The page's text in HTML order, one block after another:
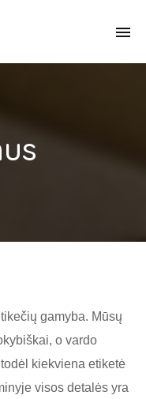
gamyba. Mūsų
o vardo
kiekviena etiketė
visos detalės yra